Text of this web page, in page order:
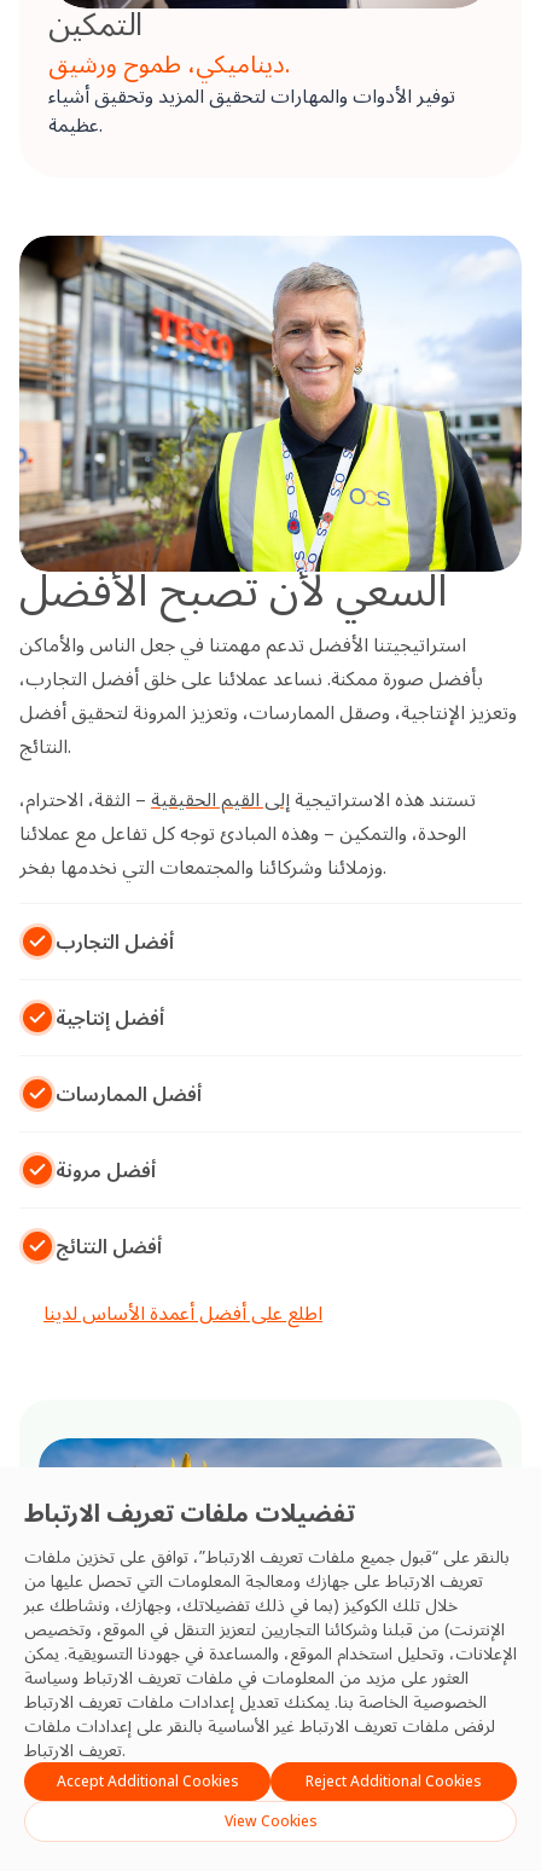
تفضيلات ملفات تعريف الارتباط
بالنقر على “قبول جميع ملفات تعريف الارتباط”، توافق على تخزين ملفات
تعريف الارتباط على جهازك ومعالجة المعلومات التي تحصل عليها من
خلال تلك الكوكيز (بما في ذلك تفضيلاتك، وجهازك، ونشاطك عبر
الإنترنت) من قبلنا وشركائنا التجاريين لتعزيز التنقل في الموقع، وتخصيص
الإعلانات، وتحليل استخدام الموقع، والمساعدة في جهودنا التسويقية. يمكن
العثور على مزيد من المعلومات في ملفات تعريف الارتباط وسياسة
الخصوصية الخاصة بنا. يمكنك تعديل إعدادات ملفات تعريف الارتباط
لرفض ملفات تعريف الارتباط غير الأساسية بالنقر على إعدادات ملفات
تعريف الارتباط.
Accept Additional Cookies
Reject Additional Cookies
View Cookies
التمكين
ديناميكي، طموح ورشيق.
توفير الأدوات والمهارات لتحقيق المزيد وتحقيق أشياء
عظيمة.
السعي لأن تصبح الأفضل
استراتيجيتنا الأفضل تدعم مهمتنا في جعل الناس والأماكن
بأفضل صورة ممكنة. نساعد عملائنا على خلق أفضل التجارب،
وتعزيز الإنتاجية، وصقل الممارسات، وتعزيز المرونة لتحقيق أفضل
النتائج.
تستند هذه الاستراتيجية إلى القيم الحقيقية – الثقة، الاحترام،
الوحدة، والتمكين – وهذه المبادئ توجه كل تفاعل مع عملائنا
وزملائنا وشركائنا والمجتمعات التي نخدمها بفخر.
أفضل التجارب
أفضل إنتاجية
أفضل الممارسات
أفضل مرونة
أفضل النتائج
اطلع على أفضل أعمدة الأساس لدينا
التزاماتنا وإجراءاتنا
وسياساتنا المتعلقة بESG